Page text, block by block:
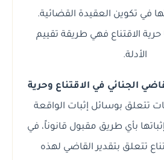
في تكوين العقيدة القضائية.
حرية الاقتناع فهي طريقة تقييم
الأدلة.
الجنائي في الاقتناع وحرية
تتعلق بوسائل إثبات الواقعة
بأي طريق مقبول قانوناً، في
تتعلق بتقدير القاضي لهذه